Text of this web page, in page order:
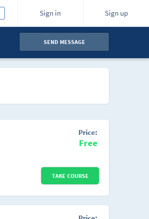
Sign in Sign up
SEND MESSAGE
Price:
Free
TAKE COURSE